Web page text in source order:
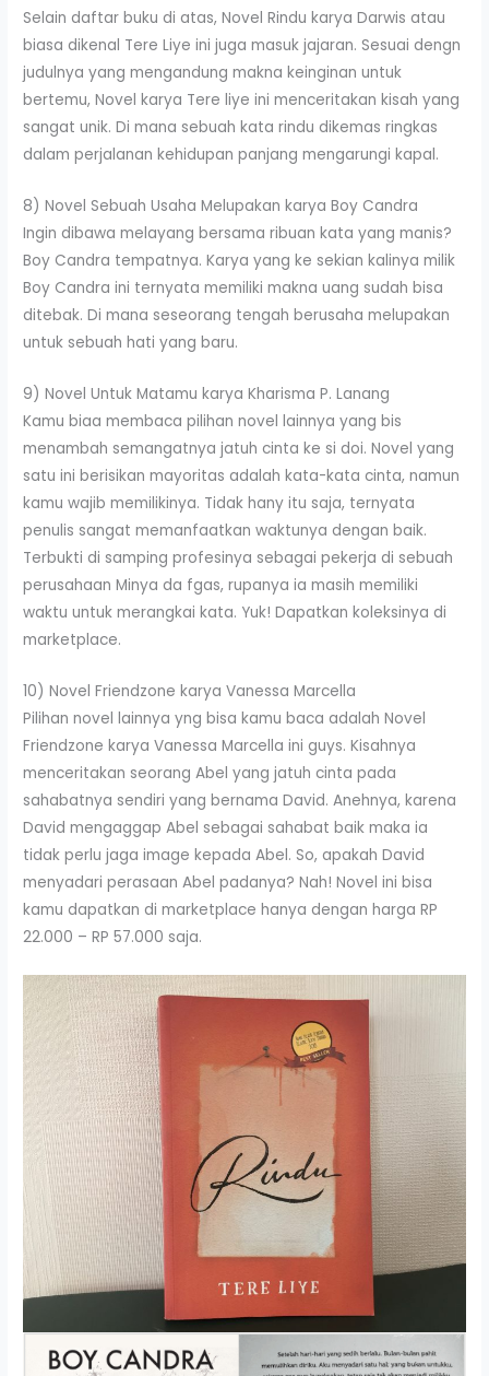
Selain daftar buku di atas, Novel Rindu karya Darwis atau
biasa dikenal Tere Liye ini juga masuk jajaran. Sesuai dengn
judulnya yang mengandung makna keinginan untuk
bertemu, Novel karya Tere liye ini menceritakan kisah yang
sangat unik. Di mana sebuah kata rindu dikemas ringkas
dalam perjalanan kehidupan panjang mengarungi kapal.
8) Novel Sebuah Usaha Melupakan karya Boy Candra
Ingin dibawa melayang bersama ribuan kata yang manis?
Boy Candra tempatnya. Karya yang ke sekian kalinya milik
Boy Candra ini ternyata memiliki makna uang sudah bisa
ditebak. Di mana seseorang tengah berusaha melupakan
untuk sebuah hati yang baru.
9) Novel Untuk Matamu karya Kharisma P. Lanang
Kamu biaa membaca pilihan novel lainnya yang bis
menambah semangatnya jatuh cinta ke si doi. Novel yang
satu ini berisikan mayoritas adalah kata-kata cinta, namun
kamu wajib memilikinya. Tidak hany itu saja, ternyata
penulis sangat memanfaatkan waktunya dengan baik.
Terbukti di samping profesinya sebagai pekerja di sebuah
perusahaan Minya da fgas, rupanya ia masih memiliki
waktu untuk merangkai kata. Yuk! Dapatkan koleksinya di
marketplace.
10) Novel Friendzone karya Vanessa Marcella
Pilihan novel lainnya yng bisa kamu baca adalah Novel
Friendzone karya Vanessa Marcella ini guys. Kisahnya
menceritakan seorang Abel yang jatuh cinta pada
sahabatnya sendiri yang bernama David. Anehnya, karena
David mengaggap Abel sebagai sahabat baik maka ia
tidak perlu jaga image kepada Abel. So, apakah David
menyadari perasaan Abel padanya? Nah! Novel ini bisa
kamu dapatkan di marketplace hanya dengan harga RP
22.000 – RP 57.000 saja.